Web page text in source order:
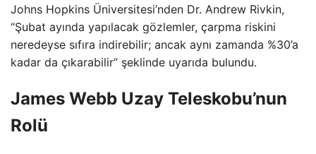
Johns Hopkins Üniversitesi’nden Dr. Andrew Rivkin,
“Şubat ayında yapılacak gözlemler, çarpma riskini
neredeyse sıfıra indirebilir; ancak aynı zamanda %30’a
kadar da çıkarabilir” şeklinde uyarıda bulundu.
James Webb Uzay Teleskobu’nun
Rolü